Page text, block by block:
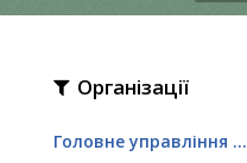
Організації
Головне управління ...